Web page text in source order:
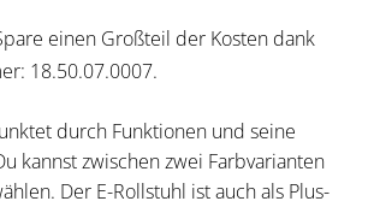
einen Großteil der Kosten dank
18.50.07.0007.
durch Funktionen und seine
kannst zwischen zwei Farbvarianten
Der E-Rollstuhl ist auch als Plus-